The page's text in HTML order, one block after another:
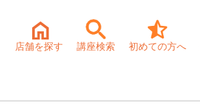
店舗を探す 講座検索 初めての方へ